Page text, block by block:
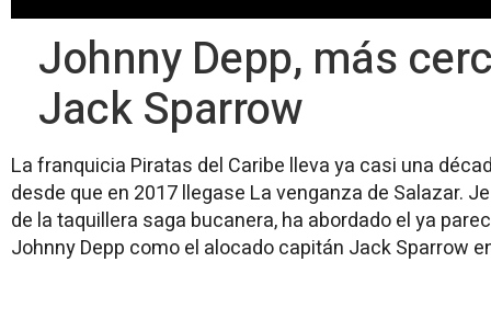
Johnny Depp, más
Jack Sparrow
La franquicia Piratas del Caribe lleva ya casi una
desde que en 2017 llegase La venganza de Salazar.
de la taquillera saga bucanera, ha abordado el ya
Johnny Depp como el alocado capitán Jack Sparrow